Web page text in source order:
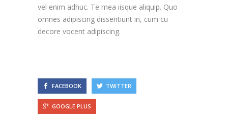
vel enim adhuc. Te mea iisque aliquip. Quo
omnes adipiscing dissentiunt in, cum cu
decore vocent adipiscing.
FACEBOOK TWITTER
GOOGLE PLUS